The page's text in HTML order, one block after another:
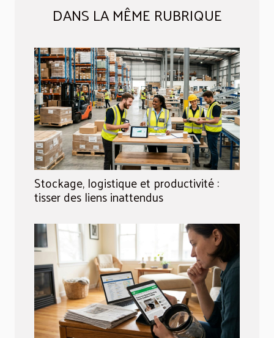
DANS LA MÊME RUBRIQUE
Stockage, logistique et productivité :
tisser des liens inattendus